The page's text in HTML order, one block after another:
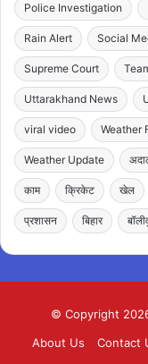
Police Investigation
Rain Alert Social
Supreme Court
Uttarakhand News
viral video Weather
Weather Update
काम क्रिकेट खेल
प्रशासन बिहार
© Copyright
About Us
Contact